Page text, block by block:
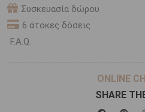
Συσκευασία δώρου
6 άτοκες δόσεις
F.A.Q.
ONLINE
SHARE